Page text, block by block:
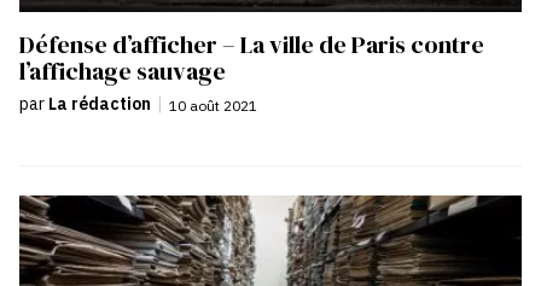
Défense d’afficher – La ville de Paris contre
l’affichage sauvage
par La rédaction | 10 août 2021